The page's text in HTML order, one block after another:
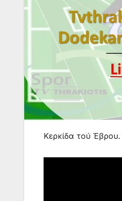
Κερκίδα τού